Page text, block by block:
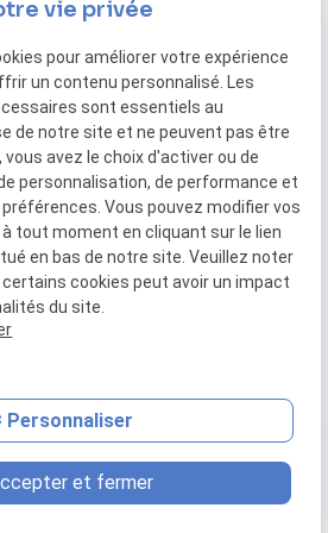
Notre société
de confidentialité
contact_page
Contact
phone
02 78 77 14 31
vie privée
pour améliorer votre expérience
un contenu personnalisé. Les
sont essentiels au
de notre site et ne peuvent pas être
avez le choix d'activer ou de
personnalisation, de performance et
Vous pouvez modifier vos
tout moment en cliquant sur le lien
en bas de notre site. Veuillez noter
cookies peut avoir un impact
du site.
Personnaliser
et fermer